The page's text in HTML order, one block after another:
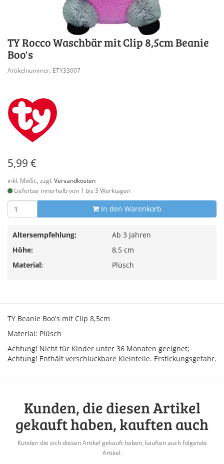
TY Rocco Waschbär mit Clip 8,5cm Beanie
Boo's
Artikelnummer: ETY33007
5,99 €
inkl. MwSt., zzgl. Versandkosten
Lieferbar innerhalb von 1 bis 3 Werktagen
In den Warenkorb
Altersempfehlung:
Ab 3 Jahren
Höhe:
8,5 cm
Material:
Plüsch
TY Beanie Boo's mit Clip 8,5cm
Material: Plüsch
Achtung! Nicht für Kinder unter 36 Monaten geeignet;
Achtung! Enthält verschluckbare Kleinteile. Erstickungsgefahr.
Kunden, die diesen Artikel
gekauft haben, kauften auch
Kunden die sich diesen Artikel gekauft haben, kauften auch folgende
Artikel.